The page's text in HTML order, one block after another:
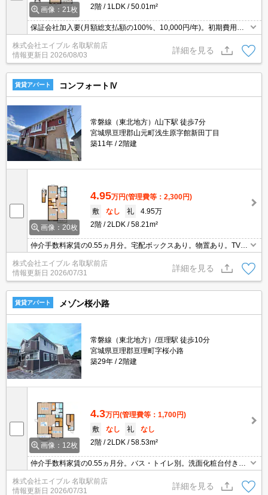
画像：21枚 2階 1LDK 50.01m²
保証会社加入要(月額総支払額の100%、10,000円/年)。初期費用カ
ード払い可。TVインターホン付き。シューズボックス付き。角部
屋。追焚給湯。宅配ボックスあり。
株式会社エイブル 名取駅前店
情報更新日 2026/08/03
詳細を見る
賃貸アパート コンフォートⅣ
常磐線（東北地方）/山下駅 徒歩7分
宮城県亘理郡山元町浅生原字館新田丁目
築11年
2階建
画像：20枚
4.95万円(管理費等：2,300円)
敷
なし 礼
4.95万
2階
2LDK 58.21m²
仲介手数料家賃の0.55ヵ月分。宅配ボックスあり。物置あり。TVイ
ンターホン付き。室内物干しあり。追焚給湯。Wi-Fi無料。エアコン
2基付き。初期費用・家賃カード払い可。ペット可。駐車場2台可。
株式会社エイブル 名取駅前店
情報更新日 2026/07/31
詳細を見る
賃貸アパート メゾン桜小路
常磐線（東北地方）/亘理駅 徒歩10分
宮城県亘理郡亘理町字桜小路
築29年
2階建
画像：12枚
4.3万円(管理費等：1,700円)
敷
なし 礼
なし
2階
2LDK 58.53m²
仲介手数料家賃の0.55ヵ月分。バス・トイレ別。洗面化粧台付き。
温水洗浄便座付き。TVインターホン付き。追焚給湯。インターネッ
ト無料。
株式会社エイブル 名取駅前店
情報更新日 2026/07/31
詳細を見る